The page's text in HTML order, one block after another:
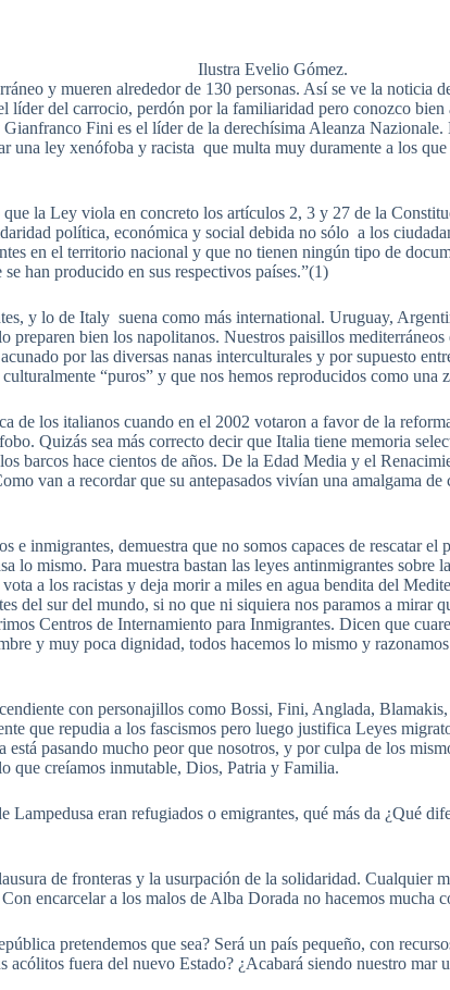
Ilustra Evelio Gómez.
y mueren alrededor de 130 personas. Así se ve la noticia
del carrocio, perdón por la familiaridad pero conozco bien
Fini es el líder de la derechísima Aleanza
una ley xenófoba y racista que multa muy duramente a los
la Ley viola en concreto los artículos 2, 3 y 27 de la
política, económica y social debida no sólo a los
en el territorio nacional y que no tienen ningún tipo de
han producido en sus respectivos países.”(1)
y lo de Italy suena como más international. Uruguay,
preparen bien los napolitanos. Nuestros paisillos
por las diversas nanas interculturales y por supuesto
“puros” y que nos hemos reproducidos como una
de los italianos cuando en el 2002 votaron a favor de la
Quizás sea más correcto decir que Italia tiene memoria
barcos hace cientos de años. De la Edad Media y el
van a recordar que su antepasados vivían una amalgama
e inmigrantes, demuestra que no somos capaces de rescatar
lo mismo. Para muestra bastan las leyes antinmigrantes
a los racistas y deja morir a miles en agua bendita del
del sur del mundo, si no que ni siquiera nos paramos a mirar
Centros de Internamiento para Inmigrantes. Dicen que
y muy poca dignidad, todos hacemos lo mismo y
con personajillos como Bossi, Fini, Anglada,
que repudia a los fascismos pero luego justifica Leyes
pasando mucho peor que nosotros, y por culpa de los
que creíamos inmutable, Dios, Patria y Familia.
eran refugiados o emigrantes, qué más da ¿Qué
de fronteras y la usurpación de la solidaridad. Cualquier
encarcelar a los malos de Alba Dorada no hacemos mucha
pretendemos que sea? Será un país pequeño, con
acólitos fuera del nuevo Estado? ¿Acabará siendo nuestro mar